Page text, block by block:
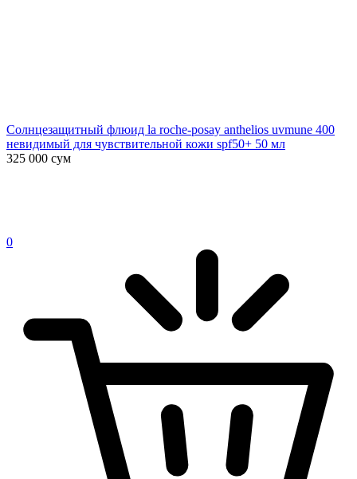
Солнцезащитный флюид la roche-posay anthelios uvmune 400
невидимый для чувствительной кожи spf50+ 50 мл
325 000 сум
0